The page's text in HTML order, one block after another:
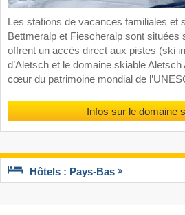
Les stations de vacances familiales et
Bettmeralp et Fiescheralp sont situées
offrent un accès direct aux pistes (ski
d’Aletsch et le domaine skiable
cœur du patrimoine mondial de
Infos sur le domaine
Hôtels : Pays-Bas